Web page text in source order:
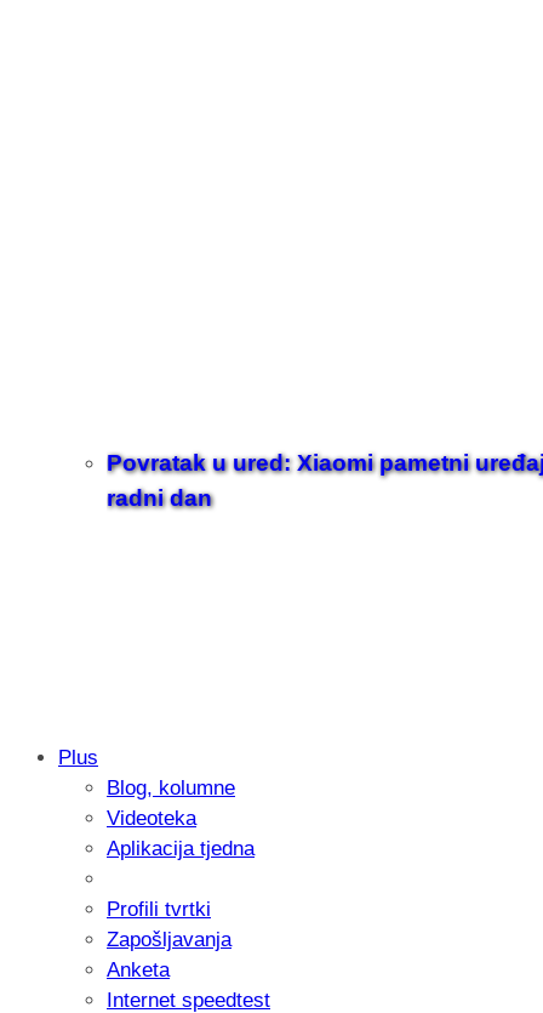
Povratak u ured: Xiaomi pametni
radni dan
Samsung otkrio kako je nastajala
donijelo tanje i izdržljivije preklopne
Plus
Blog, kolumne
Videoteka
Aplikacija tjedna
Profili tvrtki
Zapošljavanja
Anketa
Internet speedtest